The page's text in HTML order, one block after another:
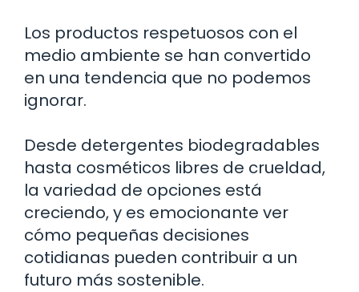
Los productos respetuosos con el
medio ambiente se han convertido
en una tendencia que no podemos
ignorar.
Desde detergentes biodegradables
hasta cosméticos libres de crueldad,
la variedad de opciones está
creciendo, y es emocionante ver
cómo pequeñas decisiones
cotidianas pueden contribuir a un
futuro más sostenible.